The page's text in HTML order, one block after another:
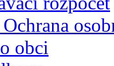
obci